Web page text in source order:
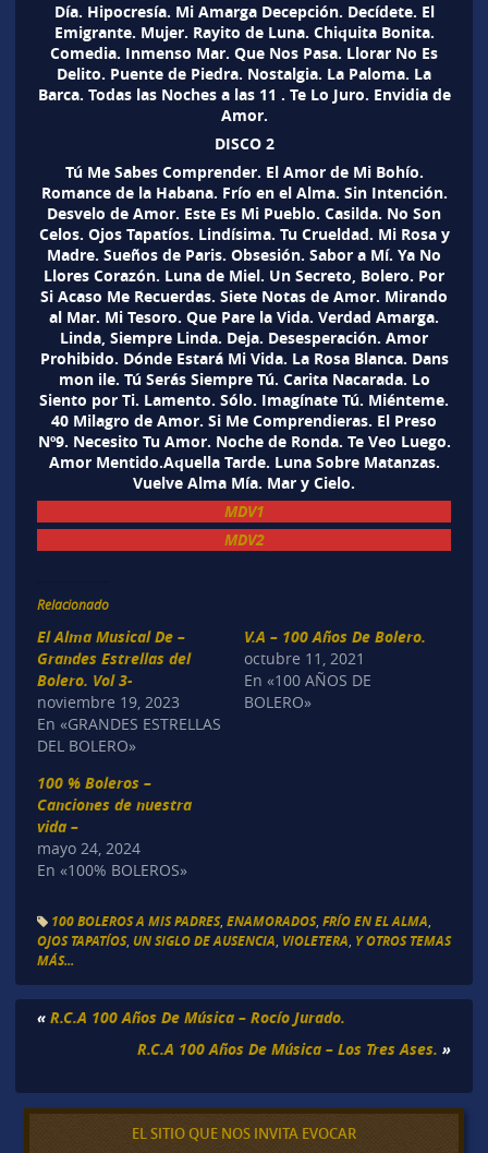
Día. Hipocresía. Mi Amarga Decepción. Decídete. El
Emigrante. Mujer. Rayito de Luna. Chiquita Bonita.
Comedia. Inmenso Mar. Que Nos Pasa. Llorar No Es
Delito. Puente de Piedra. Nostalgia. La Paloma. La
Barca. Todas las Noches a las 11 . Te Lo Juro. Envidia de
Amor.
DISCO 2
Tú Me Sabes Comprender. El Amor de Mi Bohío.
Romance de la Habana. Frío en el Alma. Sin Intención.
Desvelo de Amor. Este Es Mi Pueblo. Casilda. No Son
Celos. Ojos Tapatíos. Lindísima. Tu Crueldad. Mi Rosa y
Madre. Sueños de Paris. Obsesión. Sabor a Mí. Ya No
Llores Corazón. Luna de Miel. Un Secreto, Bolero. Por
Si Acaso Me Recuerdas. Siete Notas de Amor. Mirando
al Mar. Mi Tesoro. Que Pare la Vida. Verdad Amarga.
Linda, Siempre Linda. Deja. Desesperación. Amor
Prohibido. Dónde Estará Mi Vida. La Rosa Blanca. Dans
mon ile. Tú Serás Siempre Tú. Carita Nacarada. Lo
Siento por Ti. Lamento. Sólo. Imagínate Tú. Miénteme.
40 Milagro de Amor. Si Me Comprendieras. El Preso
Nº9. Necesito Tu Amor. Noche de Ronda. Te Veo Luego.
Amor Mentido.Aquella Tarde. Luna Sobre Matanzas.
Vuelve Alma Mía. Mar y Cielo.
MDV1
MDV2
Relacionado
El Alma Musical De –
Grandes Estrellas del
Bolero. Vol 3-
noviembre 19, 2023
En «GRANDES ESTRELLAS
DEL BOLERO»
V.A – 100 Años De Bolero.
octubre 11, 2021
En «100 AÑOS DE
BOLERO»
100 % Boleros –
Canciones de nuestra
vida –
mayo 24, 2024
En «100% BOLEROS»
100 BOLEROS A MIS PADRES, ENAMORADOS, FRÍO EN EL ALMA
OJOS TAPATÍOS, UN SIGLO DE AUSENCIA VIOLETERA Y OTROS TEMAS
MÁS...
« R.C.A 100 Años De Música – Rocío Jurado.
R.C.A 100 Años De Música – Los Tres Ases. »
EL SITIO QUE NOS INVITA EVOCAR